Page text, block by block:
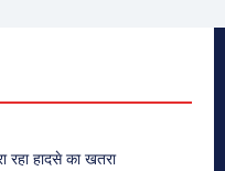
रहा हादसे का खतरा